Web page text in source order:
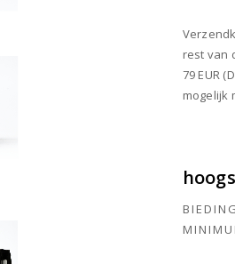
rest van
79 EUR
mogelijk